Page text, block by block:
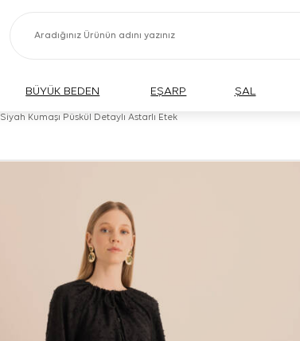
BÜYÜK BEDEN EŞARP ŞAL
Siyah Kumaşı Püskül Detaylı Astarlı Etek